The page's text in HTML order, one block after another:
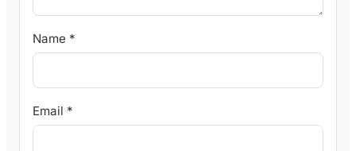
Name *
Email *